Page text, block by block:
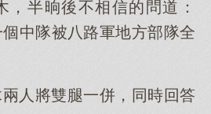
，半晌後不相信的問道：
個中隊被八路軍地方部隊全
人將雙腿一併，同時回答